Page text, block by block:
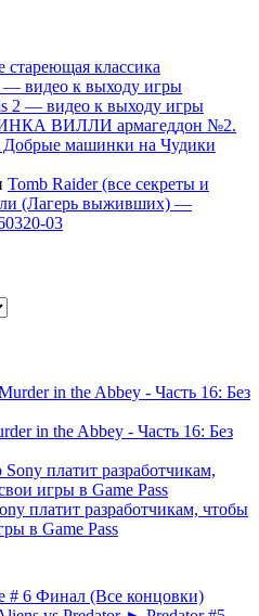
стареющая классика
— видео к выходу игры
2 — видео к выходу игры
ВИЛЛИ армагеддон №2.
машинки на Чудики
Tomb Raider (все секреты и
(Лагерь выживших) —
03
in the Abbey - Часть 16: Без
платит разработчикам, чтобы
в Game Pass
# 6 Финал (Все концовки)